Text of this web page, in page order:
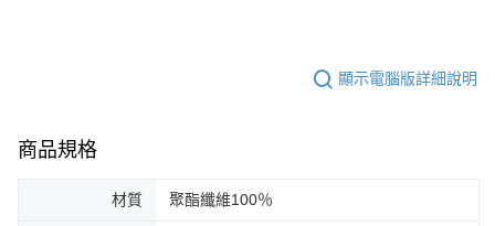
顯示電腦版詳細說明
商品規格
材質 聚酯纖維100％